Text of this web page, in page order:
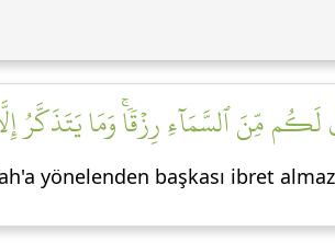
مِّنَ ٱلسَّمَآءِ رِزۡقٗاۚ وَمَا يَتَذَكَّرُ
yönelenden başkası ibret